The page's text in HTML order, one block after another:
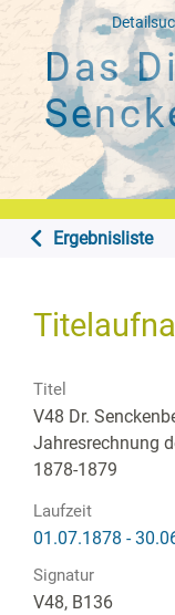
Das
Ergebnisliste
Titel
V48 Dr.
Jahresrechnung
1878-1879
Laufzeit
01.07.1878 -
Signatur
V48, B136